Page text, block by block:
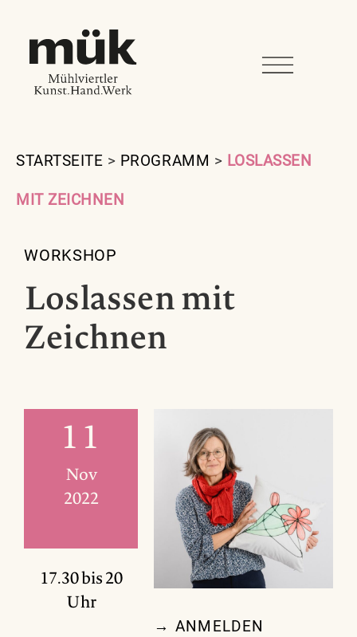
STARTSEITE > PROGRAMM > LOSLASSEN
MIT ZEICHNEN
WORKSHOP
Loslassen mit
Zeichnen
11
Nov
2022
17.30 bis 20
Uhr
→ ANMELDEN